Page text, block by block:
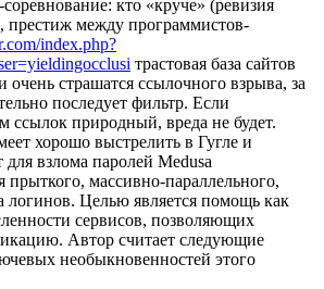
кто «круче» (ревизия
престиж между программистов-
index.php?
трастовая база сайтов
страшатся ссылочного взрыва, за
последует фильтр. Если
ссылок природный, вреда не будет.
хорошо выстрелить в Гугле и
взлома паролей Medusa
прыткого, массивно-параллельного,
логинов. Целью является помощь как
сервисов, позволяющих
Автор считает следующие
необыкновенностей этого